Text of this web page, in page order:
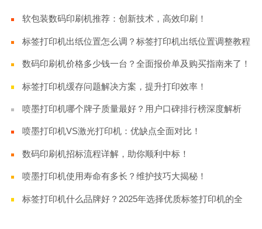
软包装数码印刷机推荐：创新技术，高效印刷！
标签打印机出纸位置怎么调？标签打印机出纸位置调整教程
数码印刷机价格多少钱一台？全面报价单及购买指南来了！
标签打印机缓存问题解决方案，提升打印效率！
喷墨打印机哪个牌子质量最好？用户口碑排行榜深度解析
喷墨打印机VS激光打印机：优缺点全面对比！
数码印刷机招标流程详解，助你顺利中标！
喷墨打印机使用寿命有多长？维护技巧大揭秘！
标签打印机什么品牌好？2025年选择优质标签打印机的全